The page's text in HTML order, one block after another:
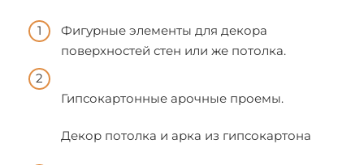
Фигурные элементы для декора
поверхностей стен или же потолка.
Гипсокартонные арочные проемы.
Декор потолка и арка из гипсокартона